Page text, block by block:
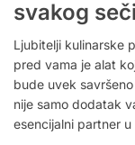
svakog
Ljubitelji kulinarske
pred vama je alat
bude uvek
nije samo dodatak
esencijalni partner